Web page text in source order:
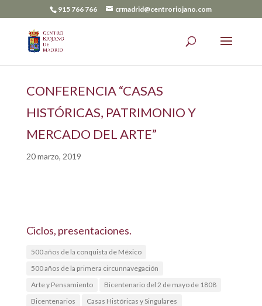
915 766 766 crmadrid@centroriojano.com
CONFERENCIA “CASAS
HISTÓRICAS, PATRIMONIO Y
MERCADO DEL ARTE”
20 marzo, 2019
Ciclos, presentaciones.
500 años de la conquista de México
500 años de la primera circunnavegación
Arte y Pensamiento
Bicentenario del 2 de mayo de 1808
Bicentenarios
Casas Históricas y Singulares